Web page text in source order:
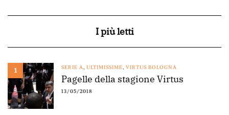
I più letti
1 SERIE A, ULTIMISSIME, VIRTUS BOLOGNA
Pagelle della stagione Virtus
13/05/2018